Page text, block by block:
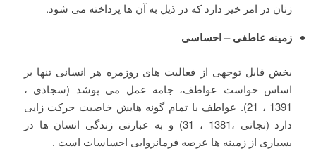
زنان در امر خیر دارد که در ذیل به آن ها پرداخته می شود.
زمینه عاطفی–احساسی
بخش قابل توجهی از فعالیت های روزمره هر انسانی تنها بر
اساس خواست عواطف، جامه عمل می پوشد (سجادی ،
1391 ، 21). عواطف با تمام گونه هایش خاصیت حرکت زایی
دارد (نجاتی ،1381 ، 31) و به عبارتی زندگی انسان ها در
بسیاری از زمینه ها عرصه فرمانروایی احساسات است .